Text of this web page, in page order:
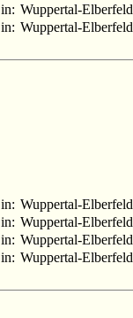
in: Wuppertal-Elberfeld
in: Wuppertal-Elberfeld
in: Wuppertal-Elberfeld
in: Wuppertal-Elberfeld
in: Wuppertal-Elberfeld
in: Wuppertal-Elberfeld